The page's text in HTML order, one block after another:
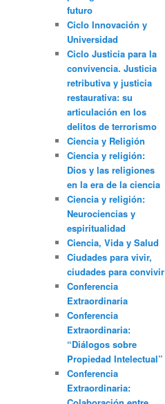
futuro
Ciclo Innovación y
Universidad
Ciclo Justicia para la
convivencia. Justicia
retributiva y justicia
restaurativa: su
articulación en los
delitos de terrorismo
Ciencia y Religión
Ciencia y religión:
Dios y las religiones
en la era de la ciencia
Ciencia y religión:
Neurociencias y
espiritualidad
Ciencia, Vida y Salud
Ciudades para vivir,
ciudades para convivir
Conferencia
Extraordinaria
Conferencia
Extraordinaria:
“Diálogos sobre
Propiedad Intelectual”
Conferencia
Extraordinaria: